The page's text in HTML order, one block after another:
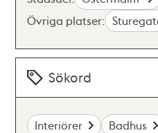
Övriga platser:
Sökord
Interiörer Badhus